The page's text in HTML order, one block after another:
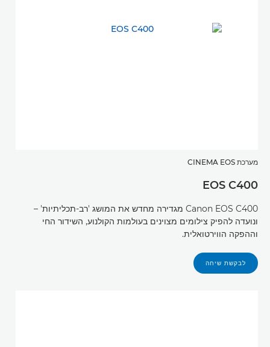
מערכת CINEMA EOS
EOS C400
Canon EOS C400 מגדירה מחדש את המושג 'רב-תכליתיות' –
ונועדה להפיק צילומים מצוינים בעולמות הקולנוע, השידור החי
וההפקה הווירטואלית.
לבקשת שיחה